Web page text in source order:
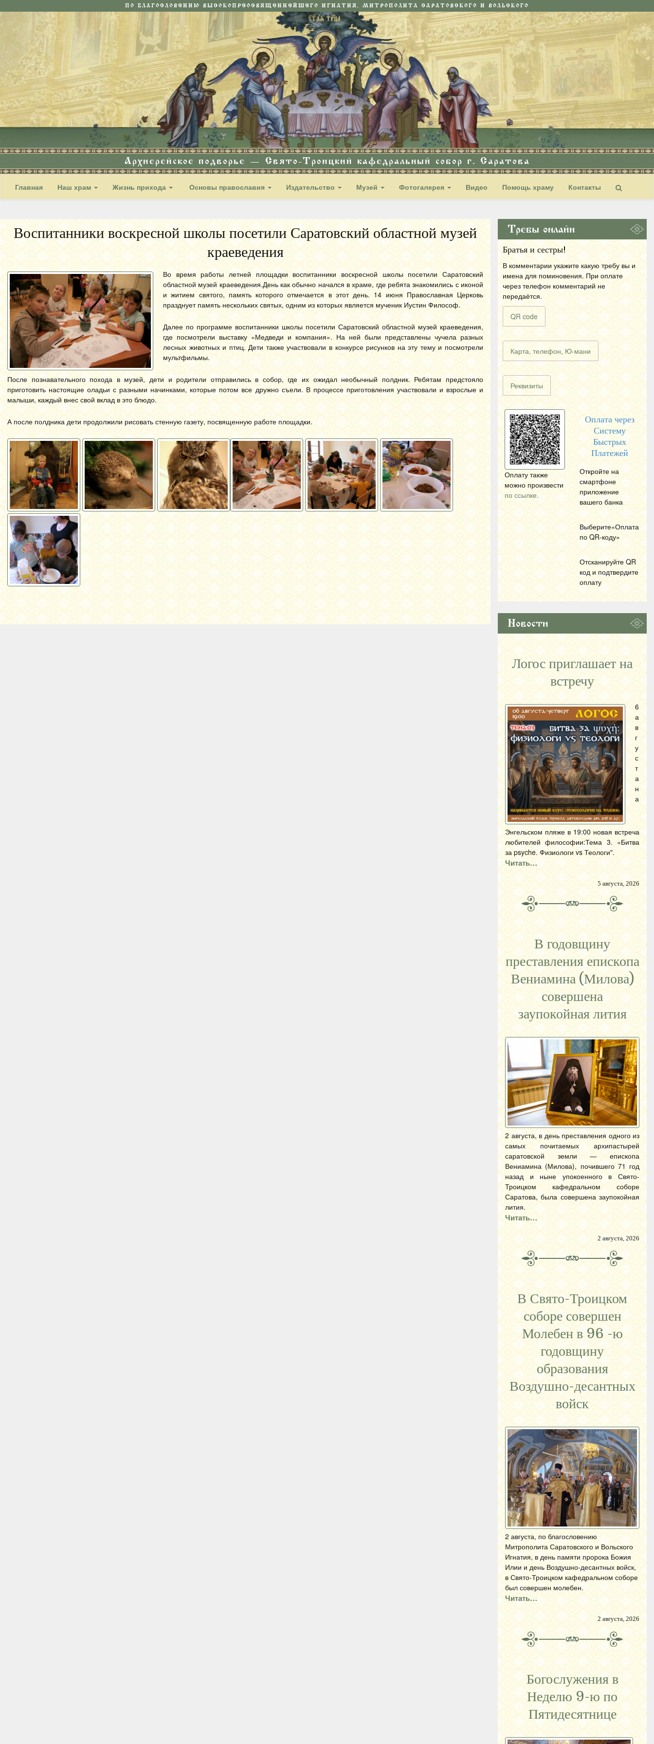
ПО БЛАГОСЛОВЕНИЮ ВЫСОКОПРЕОСВЯЩЕННЕЙШЕГО ИГНАТИЯ, МИТРОПОЛИТА САРАТОВСКОГО И ВОЛЬСКОГО
Архиерейское подворье — Свято-Троицкий кафедральный собор г. Саратова
Главная Наш храм Жизнь прихода Основы православия Издательство Музей Фотогалерея Видео Помощь храму Контакты
Воспитанники воскресной школы посетили Саратовский областной музей
краеведения
Во время работы летней площадки воспитанники воскресной школы посетили Саратовский
областной музей краеведения.День как обычно начался в храме, где ребята знакомились с иконой
и житием святого, память которого отмечается в этот день. 14 июня Православная Церковь
празднует память нескольких святых, одним из которых является мученик Иустин Философ.
Далее по программе воспитанники школы посетили Саратовский областной музей краеведения,
где посмотрели выставку «Медведи и компания». На ней были представлены чучела разных
лесных животных и птиц. Дети также участвовали в конкурсе рисунков на эту тему и посмотрели
мультфильмы.
После познавательного похода в музей, дети и родители отправились в собор, где их ожидал необычный полдник. Ребятам предстояло
приготовить настоящие оладьи с разными начинками, которые потом все дружно съели. В процессе приготовления участвовали и взрослые и
малыши, каждый внес свой вклад в это блюдо.
А после полдника дети продолжили рисовать стенную газету, посвященную работе площадки.
Требы онлайн
Братья и сестры!
В комментарии укажите какую требу вы и
имена для поминовения. При оплате
через телефон комментарий не
передаётся.
QR code
Карта, телефон, Ю-мани
Реквизиты
Оплату также
можно произвести
по ссылке.
Оплата через
Систему
Быстрых
Платежей
Откройте на
смартфоне
приложение
вашего банка
Выберите«Оплата
по QR-коду»
Отсканируйте QR
код и подтвердите
оплату
Новости
Логос приглашает на
встречу
6
а
в
г
у
с
т
а
н
а
Энгельском пляже в 19:00 новая встреча
любителей философии:Тема 3. «Битва
за psyche. Физиологи vs Теологи".
Читать…
5 августа, 2026
В годовщину
преставления епископа
Вениамина (Милова)
совершена
заупокойная лития
2 августа, в день преставления одного из
самых почитаемых архипастырей
саратовской земли — епископа
Вениамина (Милова), почившего 71 год
назад и ныне упокоенного в Свято-
Троицком кафедральном соборе
Саратова, была совершена заупокойная
лития.
Читать…
2 августа, 2026
В Свято-Троицком
соборе совершен
Молебен в 96 -ю
годовщину
образования
Воздушно-десантных
войск
2 августа, по благословению
Митрополита Саратовского и Вольского
Игнатия, в день памяти пророка Божия
Илии и день Воздушно-десантных войск,
в Свято-Троицком кафедральном соборе
был совершен молебен.
Читать…
2 августа, 2026
Богослужения в
Неделю 9-ю по
Пятидесятнице